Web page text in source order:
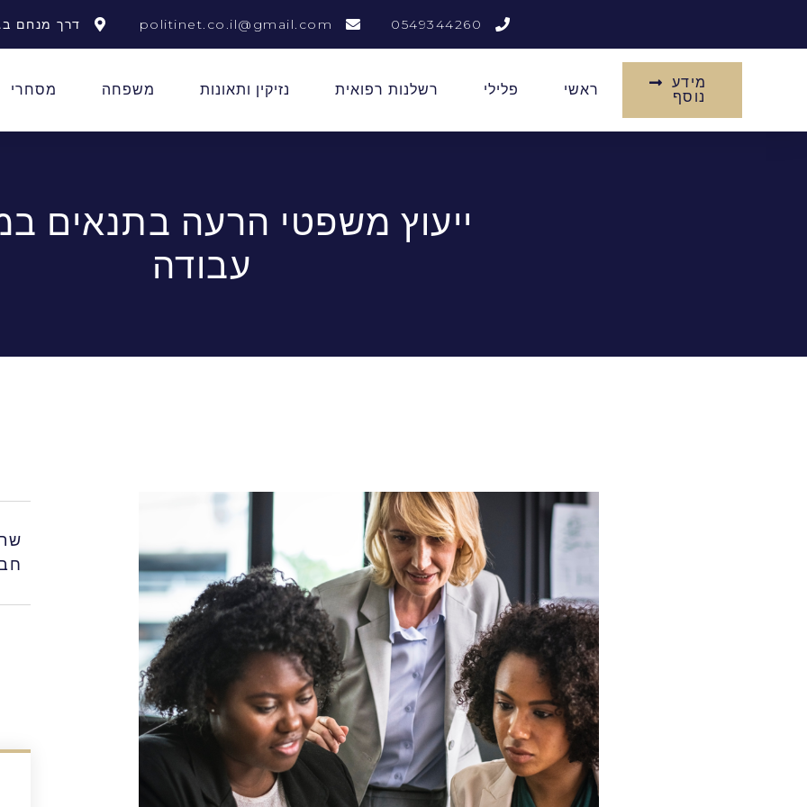
0549344260
politinet.co.il@gmail.com דרך מנחם בגין 156
מידע
נוסף
ראשי פלילי רשלנות רפואית נזיקין ותאונות משפחה מסחרי
ייעוץ משפטי הרעה בתנאים
עבודה